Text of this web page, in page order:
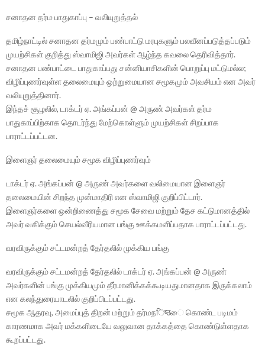
சனாதன தர்ம பாதுகாப்பு – வலியுறுத்தல்
தமிழ்நாட்டில் சனாதன தர்மமும் பண்பாட்டு மரபுகளும் பலவீனப்படுத்தப்படும்
முயற்சிகள் குறித்து ஸ்வாமிஜி அவர்கள் ஆழ்ந்த கவலை தெரிவித்தார்.
சனாதன பண்பாட்டை பாதுகாப்பது சன்னியாசிகளின் பொறுப்பு மட்டுமல்ல;
விழிப்புணர்வுள்ள தலைமையும் ஒற்றுமையான சமூகமும் அவசியம் என அவர்
வலியுறுத்தினார்.
இந்தச் சூழலில், டாக்டர் ஏ. அங்கப்பன் @ அருண் அவர்கள் தர்ம
பாதுகாப்பிற்காக தொடர்ந்து மேற்கொள்ளும் முயற்சிகள் சிறப்பாக
பாராட்டப்பட்டன.
இளைஞர் தலைமையும் சமூக விழிப்புணர்வும்
டாக்டர் ஏ. அங்கப்பன் @ அருண் அவர்களை வலிமையான இளைஞர்
தலைமையின் சிறந்த முன்மாதிரி என ஸ்வாமிஜி குறிப்பிட்டார்.
இளைஞர்களை ஒன்றிணைத்து சமூக சேவை மற்றும் தேச கட்டுமானத்தில்
அவர் வகிக்கும் செயல்வீரியமான பங்கு ஊக்கமளிப்பதாக பாராட்டப்பட்டது.
வரவிருக்கும் சட்டமன்றத் தேர்தலில் முக்கிய பங்கு
வரவிருக்கும் சட்டமன்றத் தேர்தலில் டாக்டர் ஏ. அங்கப்பன் @ அருண்
அவர்களின் பங்கு முக்கியமும் தீர்மானிக்கக்கூடியதுமானதாக இருக்கலாம்
என கலந்துரையாடலில் குறிப்பிடப்பட்டது.
சமூக ஆதரவு, அமைப்புத் திறன் மற்றும் தர்மநिष्ठை கொண்ட படிமம்
காரணமாக அவர் மக்களிடையே வலுவான தாக்கத்தை கொண்டுள்ளதாக
கூறப்பட்டது.